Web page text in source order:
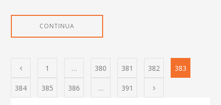
CONTINUA
1 … 380 381 382 383
384 385 386 … 391